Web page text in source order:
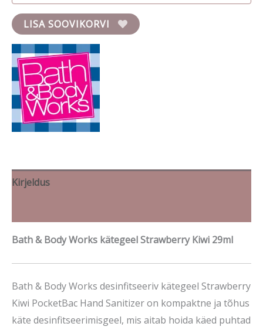
LISA SOOVIKORVI
Kirjeldus
Bath & Body Works kätegeel Strawberry Kiwi 29ml
Bath & Body Works desinfitseeriv kätegeel Strawberry
Kiwi PocketBac Hand Sanitizer on kompaktne ja tõhus
käte desinfitseerimisgeel, mis aitab hoida käed puhtad